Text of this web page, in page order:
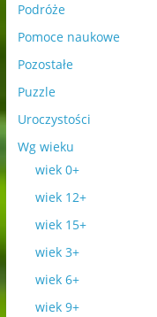
Podróże
Pomoce naukowe
Pozostałe
Puzzle
Uroczystości
Wg wieku
wiek 0+
wiek 12+
wiek 15+
wiek 3+
wiek 6+
wiek 9+